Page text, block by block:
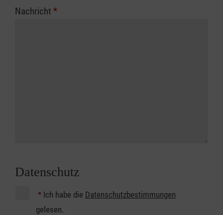
Nachricht *
Datenschutz
* Ich habe die Datenschutzbestimmungen
gelesen.